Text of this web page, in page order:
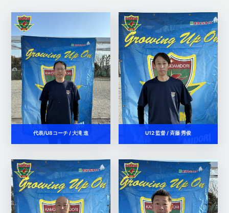
代表/U8コーチ / 大滝 進 U12 監督 / 斉藤 秀俊